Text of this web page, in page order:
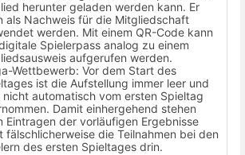
herunter geladen werden kann. Er
als Nachweis für die Mitgliedschaft
werden. Mit einem QR-Code kann
Spielerpass analog zu einem
aufgerufen werden.
Wettbewerb: Vor dem Start des
ist die Aufstellung immer leer und
nicht automatisch vom ersten Spieltag
Damit einhergehend stehen
Eintragen der vorläufigen Ergebnisse
fälschlicherweise die Teilnahmen bei den
des ersten Spieltages drin.